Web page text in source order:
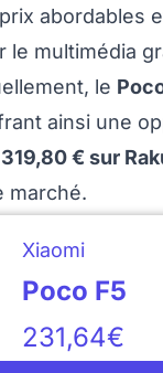
abordables
multimédia
le
ainsi une
319,80 € sur
marché.
Xiaomi
Poco F5
231,64€